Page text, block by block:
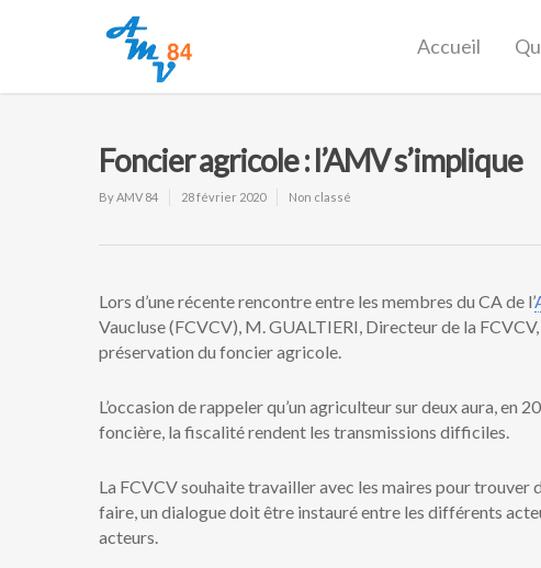
Accueil
Foncier agricole : l’AMV s’implique
ByAMV 84 28 février 2020 Non classé
Lors d’une récente rencontre entre les membres du CA de l’
Vaucluse (FCVCV), M. GUALTIERI, Directeur de la
préservation du foncier agricole.
L’occasion de rappeler qu’un agriculteur sur deux aura, en
foncière, la fiscalité rendent les transmissions difficiles.
La FCVCV souhaite travailler avec les maires pour
faire, un dialogue doit être instauré entre les différents
acteurs.